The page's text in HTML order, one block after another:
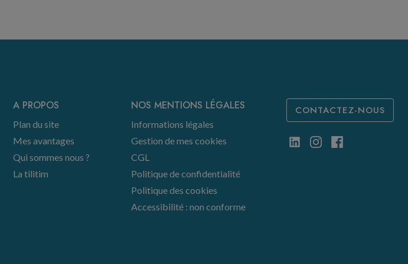
CONTACTEZ-NOUS
A PROPOS
Plan du site
Mes avantages
Qui sommes nous ?
La tilitim
NOS MENTIONS LÉGALES
Informations légales
Gestion de mes cookies
CGL
Politique de confidentialité
Politique des cookies
Accessibilité : non conforme